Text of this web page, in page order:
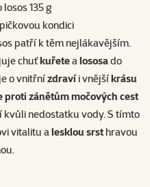
135 g
kondici
patří k těm nejlákavějším.
chuťkuřetealososado
o vnitřnízdravíi vnějšíkrásu
proti zánětům močových cest
nedostatku vody. S tímto
vitalitu alesklou srsthravou